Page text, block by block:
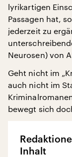
lyrikartigen
Passagen hat,
jederzeit zu
Neurosen) von
Geht nicht im
auch nicht im
bewegt sich
Inhalt